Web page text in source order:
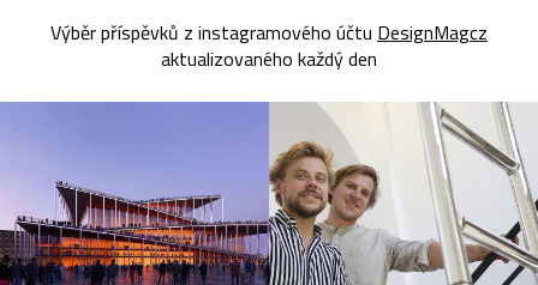
Výběr příspěvků z instagramového účtu DesignMagcz
aktualizovaného každý den